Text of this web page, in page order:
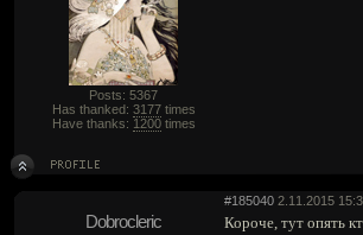
Posts: 5367
Has thanked: 3177times
Have thanks: 1200times
#185040 2.11.2015
Dobrocleric Короче, тут опять